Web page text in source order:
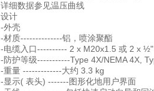
详细数据参见温压曲线
设计
-外壳
-材质--------------铝，喷涂聚酯
-电缆入口---------- 2 x M20x1.5 或 2 x
-防护等级-----------Type 4X/NEMA 4X,
-重量 -------------大约 3.3 kg
-显示( 表头) -------图形化地用户界面